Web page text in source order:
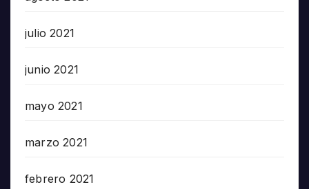
julio 2021
junio 2021
mayo 2021
marzo 2021
febrero 2021